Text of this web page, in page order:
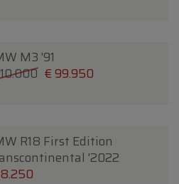
M3 '91
€ 99.950
R18 First Edition
'2022